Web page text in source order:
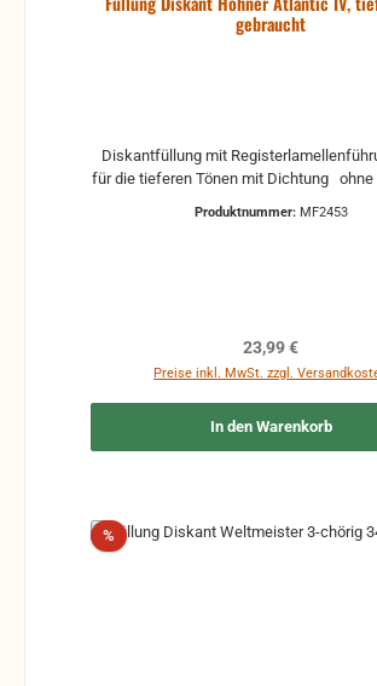
gebraucht
Diskantfüllung mit
für die tieferen
Produktnummer: MF2453
Regulärer Preis:
23,99 €
Preise inkl. MwSt. zzgl.
In den Warenkorb
%Rabatt